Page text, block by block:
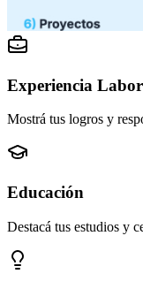
Experiencia
Mostrá tus logros y
Educación
Destacá tus estudios y